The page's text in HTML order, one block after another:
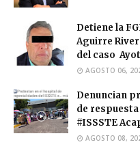
Detiene la
Aguirre
del caso
AGOSTO 06,
Denuncian
de
#ISSSTE
AGOSTO 08,